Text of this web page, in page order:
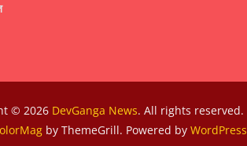
© 2026 DevGanga News. All rights reserved.
by ThemeGrill. Powered by WordPress